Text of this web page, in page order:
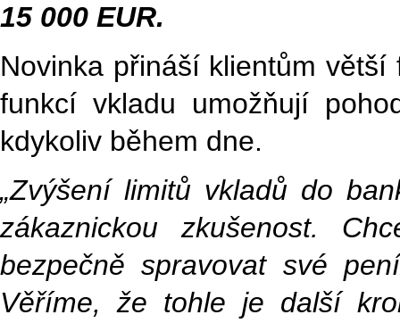
15 000 EUR.
Novinka přináší klientům
funkcí vkladu umožňují
kdykoliv během dne.
„Zvýšení limitů vkladů do
zákaznickou zkušenost.
bezpečně spravovat své
Věříme, že tohle je další